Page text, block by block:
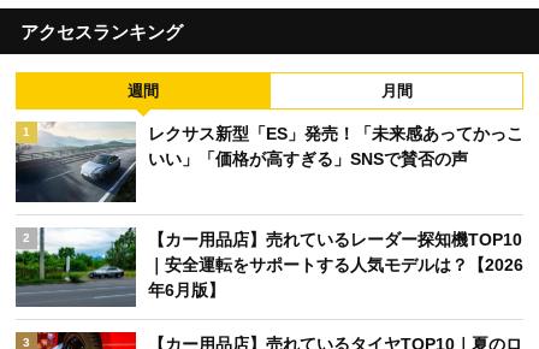
アクセスランキング
週間 月間
1
レクサス新型「ES」発売！「未来感あってかっこ
いい」「価格が高すぎる」SNSで賛否の声
2
【カー用品店】売れているレーダー探知機TOP10
｜安全運転をサポートする人気モデルは？【2026
年6月版】
3
【カー用品店】売れているタイヤTOP10｜夏のロ